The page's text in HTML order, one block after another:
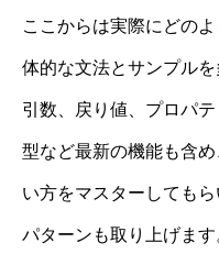
ここからは実際にどの
体的な文法とサンプルを
引数、戻り値、プロパ
型など最新の機能も含
い方をマスターしても
パターンも取り上げます